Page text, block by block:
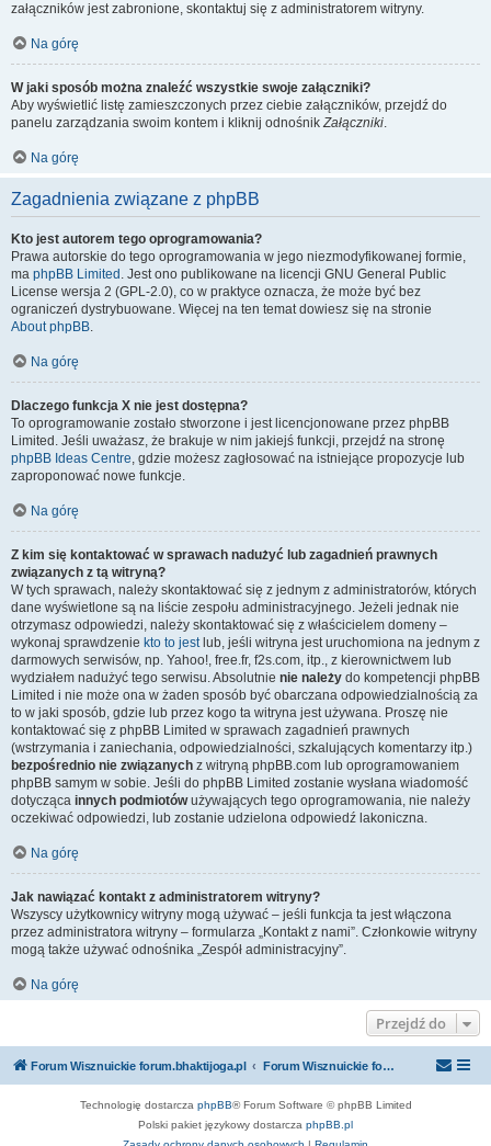
załączników jest zabronione, skontaktuj się z administratorem witryny.
Na górę
W jaki sposób można znaleźć wszystkie swoje załączniki?
Aby wyświetlić listę zamieszczonych przez ciebie załączników, przejdź do
panelu zarządzania swoim kontem i kliknij odnośnikZałączniki.
Na górę
Zagadnienia związane z phpBB
Kto jest autorem tego oprogramowania?
Prawa autorskie do tego oprogramowania w jego niezmodyfikowanej formie,
ma phpBB Limited . Jest ono publikowane na licencji GNU General Public
License wersja 2 (GPL-2.0), co w praktyce oznacza, że może być bez
ograniczeń dystrybuowane. Więcej na ten temat dowiesz się na stronie
About phpBB.
Na górę
Dlaczego funkcja X nie jest dostępna?
To oprogramowanie zostało stworzone i jest licencjonowane przez phpBB
Limited. Jeśli uważasz, że brakuje w nim jakiejś funkcji, przejdź na stronę
phpBB Ideas Centre, gdzie możesz zagłosować na istniejące propozycje lub
zaproponować nowe funkcje.
Na górę
Z kim się kontaktować w sprawach nadużyć lub zagadnień prawnych
związanych z tą witryną?
W tych sprawach, należy skontaktować się z jednym z administratorów, których
dane wyświetlone są na liście zespołu administracyjnego. Jeżeli jednak nie
otrzymasz odpowiedzi, należy skontaktować się z właścicielem domeny –
wykonaj sprawdzenie kto to jestlub, jeśli witryna jest uruchomiona na jednym z
darmowych serwisów, np. Yahoo!, free.fr, f2s.com, itp., z kierownictwem lub
wydziałem nadużyć tego serwisu. Absolutnie nie należy do kompetencji phpBB
Limited i nie może ona w żaden sposób być obarczana odpowiedzialnością za
to w jaki sposób, gdzie lub przez kogo ta witryna jest używana. Proszę nie
kontaktować się z phpBB Limited w sprawach zagadnień prawnych
(wstrzymania i zaniechania, odpowiedzialności, szkalujących komentarzy itp.)
bezpośrednio nie związanych z witryną phpBB.com lub oprogramowaniem
phpBB samym w sobie. Jeśli do phpBB Limited zostanie wysłana wiadomość
dotycząca innych podmiotówużywających tego oprogramowania, nie należy
oczekiwać odpowiedzi, lub zostanie udzielona odpowiedź lakoniczna.
Na górę
Jak nawiązać kontakt z administratorem witryny?
Wszyscy użytkownicy witryny mogą używać – jeśli funkcja ta jest włączona
przez administratora witryny – formularza „Kontakt z nami”. Członkowie witryny
mogą także używać odnośnika „Zespół administracyjny”.
Na górę
Przejdź do
Forum Wisznuickie forum.bhaktijoga.pl Forum Wisznuickie forum.bhaktijoga.pl
Technologię dostarcza phpBB® Forum Software © phpBB Limited
Polski pakiet językowy dostarcza phpBB.pl